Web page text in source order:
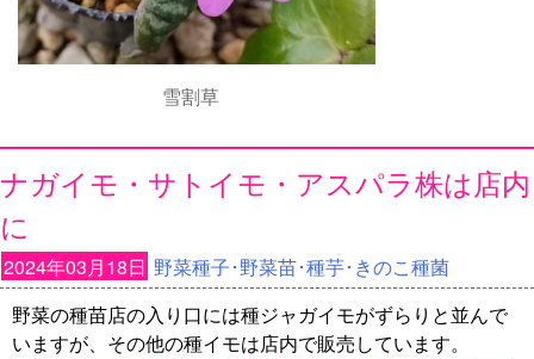
雪割草
ナガイモ・サトイモ・アスパラ株は店内
に
2024年03月18日 野菜種子･野菜苗･種芋･きのこ種菌
野菜の種苗店の入り口には種ジャガイモがずらりと並んで
いますが、その他の種イモは店内で販売しています。